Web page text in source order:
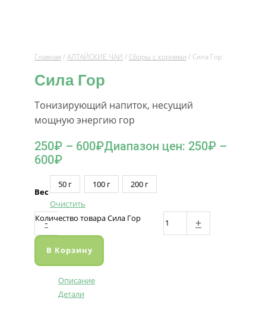
Главная /АЛТАЙСКИЕ ЧАИ / Сборы с корнями / Сила Гор
Сила Гор
Тонизирующий напиток, несущий
мощную энергию гор
250₽ – 600₽Диапазон цен: 250₽ –
600₽
Вес
50 г 100 г
200 г
Очистить
-
Количество товара Сила Гор +
В Корзину
Описание
Детали